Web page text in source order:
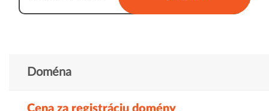
Doména
Cena za registráciu domény